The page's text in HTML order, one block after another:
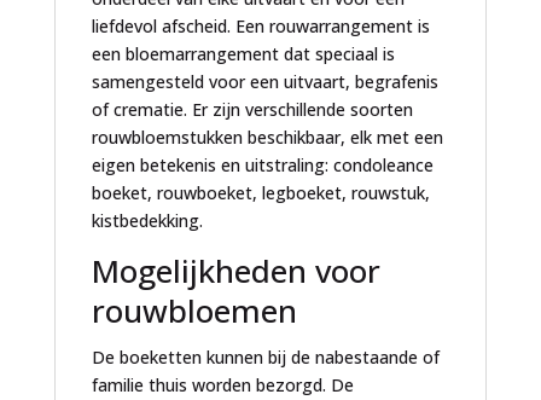
liefdevol afscheid. Een rouwarrangement is
een bloemarrangement dat speciaal is
samengesteld voor een uitvaart, begrafenis
of crematie. Er zijn verschillende soorten
rouwbloemstukken beschikbaar, elk met een
eigen betekenis en uitstraling: condoleance
boeket, rouwboeket, legboeket, rouwstuk,
kistbedekking.
Mogelijkheden voor
rouwbloemen
De boeketten kunnen bij de nabestaande of
familie thuis worden bezorgd. De